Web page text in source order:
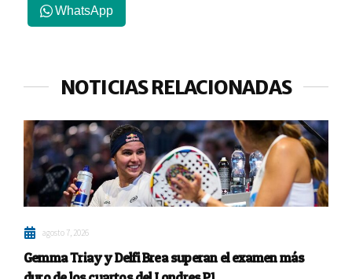
WhatsApp
NOTICIAS RELACIONADAS
agosto 7, 2026
Gemma Triay y Delfi Brea superan el examen más